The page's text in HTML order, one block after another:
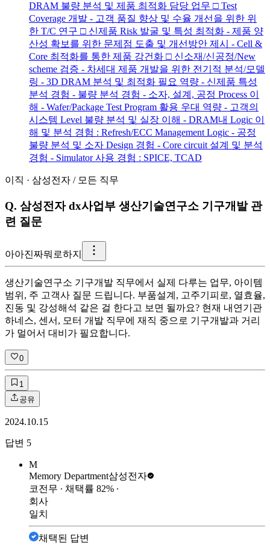
DRAM 불량 분석 및 제품 최적화 담당 업무 □ Test
Coverage 개발 - 고객 품질 향상 및 수율 개선을 위한 위
한 T/C 연구 □ 신제품 Risk 발굴 및 특성 최적화 - 제품 양
산성 확보를 위한 문제점 도출 및 개선방안 제시 - Cell &
Core 최적화를 통한 제품 강건화 □ 신소재/신공정/New
scheme 검증 - 차세대 제품 개발을 위한 전기적 분석/모델
링 - 3D DRAM 분석 및 최적화 필요 역량 - 신제품 특성
분석 경험 - 불량 분석 경험 - 소자, 설계, 공정 Process 이
해 - Wafer/Package Test Program 활용 우대 역량 - 고객의
시스템 Level 불량 분석 및 실장 이해 - DRAM내 Logic 이
해 및 분석 경험 : Refresh/ECC Management Logic - 공정
불량 분석 및 소자 Design 경험 - Core circuit 설계 및 분석
경험 - Simulator 사용 경험 : SPICE, TCAD
이직 · 삼성전자 / 모든 직무
Q. 삼성전자 dx사업부 생산기술연구소 기구개발 관
련 질문
아아진짜뭐로하지
생산기술연구소 기구개발 직무에서 실제 다루는 업무, 아이템
범위, 주 고객사 질문 드립니다. 부품설계, 고주기피로, 열효율,
진동 및 강성해석 같은 걸 한다고 보면 될까요? 현재 내연기관
하네스, 센서, 모터 개발 직무에 재직 중으로 기구개발과 거리
가 멀어서 대비가 필요합니다.
0
1
공유
2024.10.15
답변 5
M
Memory Department삼성전자
코전무 ∙ 채택률 82% ∙
회사
일치
채택된 답변